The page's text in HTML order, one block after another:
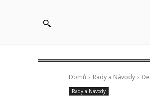
Domů Rady a Návody
Rady a Návody